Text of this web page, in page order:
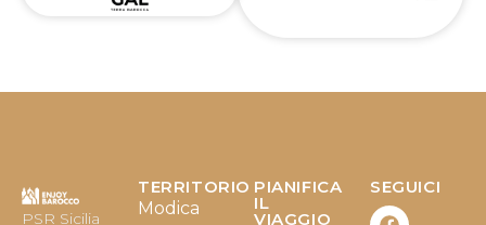
PSR Sicilia
TERRITORIO
Modica
PIANIFICA
IL
VIAGGIO
SEGUICI
F
I
Y